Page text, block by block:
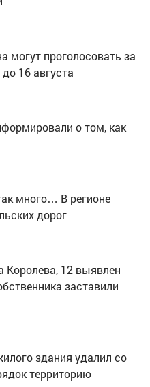
могут проголосовать за
16 августа
о том, как
много… В регионе
дорог
Королева, 12 выявлен
заставили
здания удалил со
территорию